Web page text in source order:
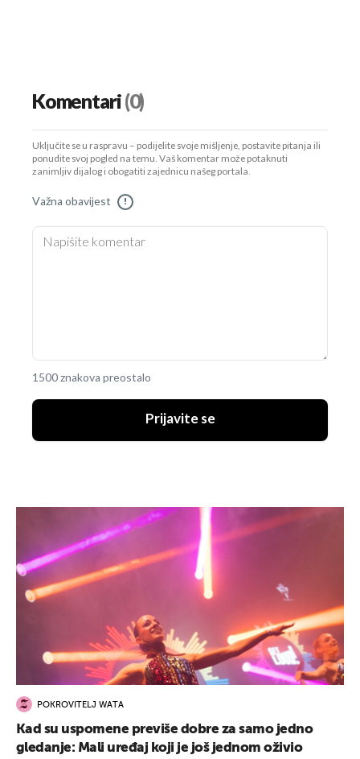
Komentari(0)
Uključite se u raspravu – podijelite svoje mišljenje, postavite pitanja ili
ponudite svoj pogled na temu. Vaš komentar može potaknuti
zanimljiv dijalog i obogatiti zajednicu našeg portala.
Važna obavijest !
1500 znakova preostalo
Prijavite se
POKROVITELJ WATA
Kad su uspomene previše dobre za samo jedno
gledanje: Mali uređaj koji je još jednom oživio